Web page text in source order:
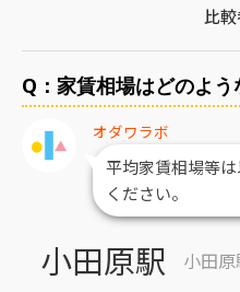
比
Q：家賃相場はどのよ
オダワラボ
平均家賃相場等
ください。
小田原駅 小田